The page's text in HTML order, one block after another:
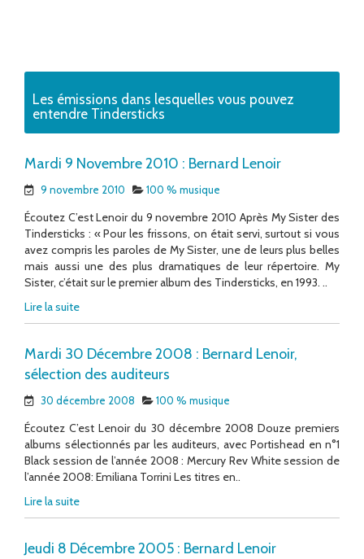
Les émissions dans lesquelles vous pouvez
entendre Tindersticks
Mardi 9 Novembre 2010 : Bernard Lenoir
9 novembre 2010 100 % musique
Écoutez C’est Lenoir du 9 novembre 2010 Après My Sister des
Tindersticks : « Pour les frissons, on était servi, surtout si vous
avez compris les paroles de My Sister, une de leurs plus belles
mais aussi une des plus dramatiques de leur répertoire. My
Sister, c’était sur le premier album des Tindersticks, en 1993. ..
Lire la suite
Mardi 30 Décembre 2008 : Bernard Lenoir,
sélection des auditeurs
30 décembre 2008 100 % musique
Écoutez C’est Lenoir du 30 décembre 2008 Douze premiers
albums sélectionnés par les auditeurs, avec Portishead en n°1
Black session de l’année 2008 : Mercury Rev White session de
l’année 2008: Emiliana Torrini Les titres en..
Lire la suite
Jeudi 8 Décembre 2005 : Bernard Lenoir